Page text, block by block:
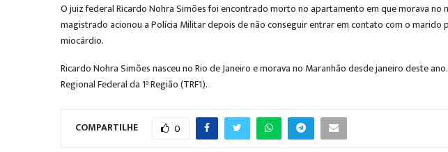
O juiz federal Ricardo Nohra Simões foi encontrado morto no apartamento em que morava no
magistrado acionou a Polícia Militar depois de não conseguir entrar em contato com o
miocárdio.
Ricardo Nohra Simões nasceu no Rio de Janeiro e morava no Maranhão desde janeiro deste
Regional Federal da 1ª Região (TRF1).
COMPARTILHE 0